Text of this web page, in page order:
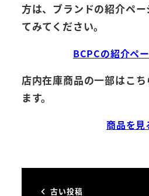
方は、ブランドの紹介ペ
てみてください。
BCPCの紹介ペ
店内在庫商品の一部はこ
ます。
商品を見
古い投稿